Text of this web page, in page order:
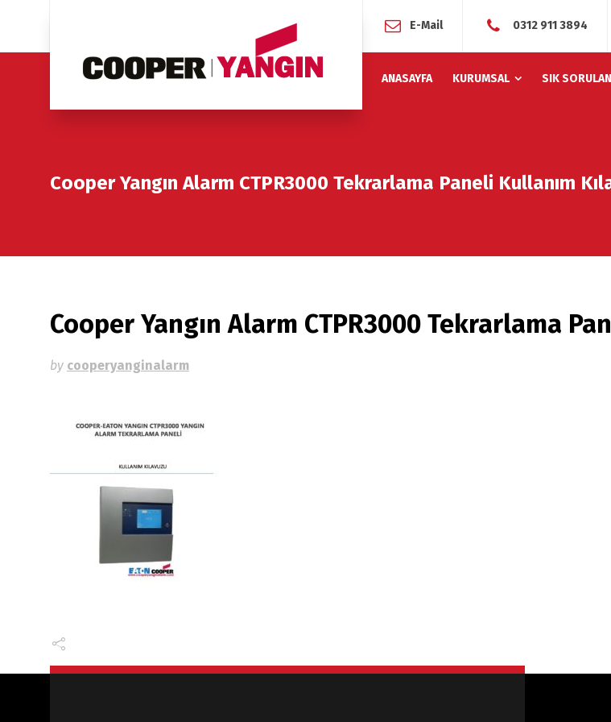
E-Mail 0312 911 3894
ANASAYFA KURUMSAL SIK
Cooper Yangın Alarm CTPR3000 Tekrarlama Paneli Kullanım
Cooper Yangın Alarm CTPR3000 Tekrarlama
by cooperyanginalarm